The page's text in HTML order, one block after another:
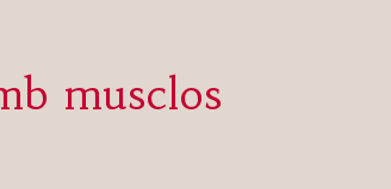
musclos